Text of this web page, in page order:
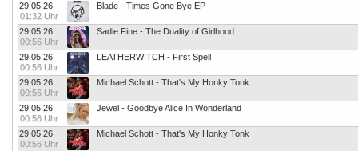
29.05.26
01:32 Uhr
Blade - Times Gone Bye EP
29.05.26
00:56 Uhr
Sadie Fine - The Duality of Girlhood
29.05.26
00:56 Uhr
LEATHERWITCH - First Spell
29.05.26
00:56 Uhr
Michael Schott - That's My Honky Tonk
29.05.26
00:56 Uhr
Jewel - Goodbye Alice In Wonderland
29.05.26
00:56 Uhr
Michael Schott - That's My Honky Tonk